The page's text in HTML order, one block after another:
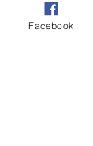
Facebook